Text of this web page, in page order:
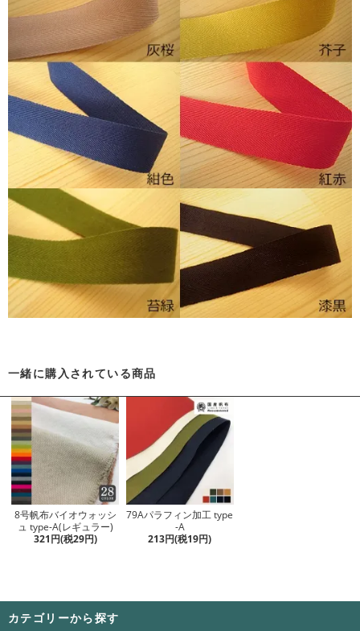
一緒に購入されている商品
8号帆布バイオウォッシ
ュ type-A(レギュラー)
321円(税29円)
79Aパラフィン加工 type
-A
213円(税19円)
カテゴリーから探す